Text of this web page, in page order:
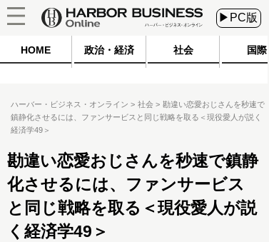
▶PC版
HOME 政治・経済 社会 国際
ハーバー・ビジネス・オンライン 社会
勘違い恋愛おじさんを秒速で
鎮静化させるには、ファンサービスと同じ戦略を取る＜現役愛人が説く
経済学49＞
勘違い恋愛おじさんを秒速で鎮静
化させるには、ファンサービス
と同じ戦略を取る＜現役愛人が説
く経済学49＞